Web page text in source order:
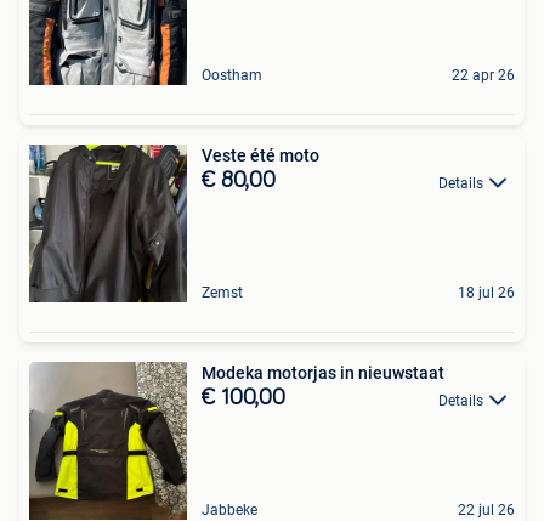
Oostham 22 apr 26
Veste été moto
€ 80,00 Details
Zemst 18 jul 26
Modeka motorjas in nieuwstaat
€ 100,00 Details
Jabbeke 22 jul 26